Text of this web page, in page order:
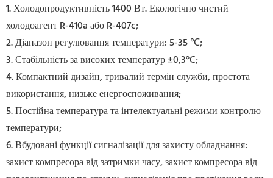
1. Холодопродуктивність 1400 Вт. Екологічно чистий
холодоагент R-410a або R-407c;
2. Діапазон регулювання температури: 5-35 ℃;
3. Стабільність за високих температур ±0,3°C;
4. Компактний дизайн, тривалий термін служби, простота
використання, низьке енергоспоживання;
5. Постійна температура та інтелектуальні режими контролю
температури;
6. Вбудовані функції сигналізації для захисту обладнання:
захист компресора від затримки часу, захист компресора від